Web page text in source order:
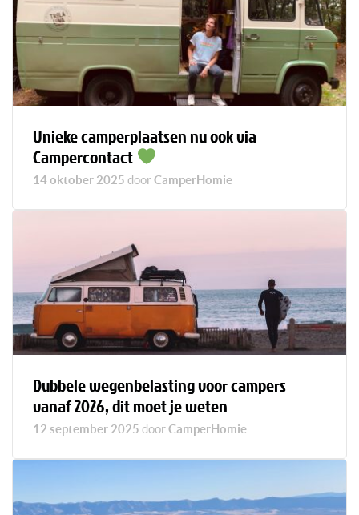
Unieke camperplaatsen nu ook via
Campercontact
14 oktober 2025 doorCamperHomie
Dubbele wegenbelasting voor campers
vanaf 2026, dit moet je weten
12 september 2025 doorCamperHomie